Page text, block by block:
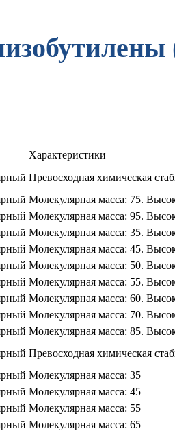
Характеристики
Превосходная химическая
Молекулярная масса: 75.
Молекулярная масса: 95.
Молекулярная масса: 35.
Молекулярная масса: 45.
Молекулярная масса: 50.
Молекулярная масса: 55.
Молекулярная масса: 60.
Молекулярная масса: 70.
Молекулярная масса: 85.
Превосходная химическая
Молекулярная масса: 35
Молекулярная масса: 45
Молекулярная масса: 55
Молекулярная масса: 65